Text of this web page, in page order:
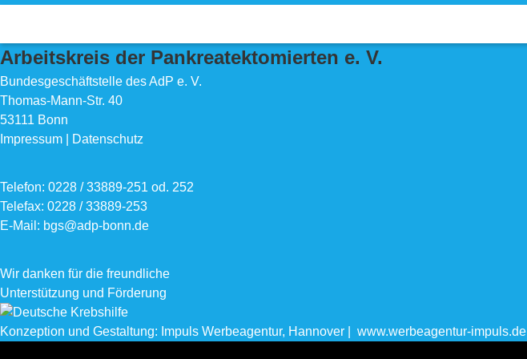
Arbeitskreis der Pankreatektomierten e. V.
Bundesgeschäftstelle des AdP e. V.
Thomas-Mann-Str. 40
53111 Bonn
Impressum
Datenschutz
Telefon: 0228 / 33889-251 od. 252
Telefax: 0228 / 33889-253
E-Mail: bgs@adp-bonn.de
Wir danken für die freundliche
Unterstützung und Förderung
Konzeption und Gestaltung: Impuls Werbeagentur, Hannover | www.werbeagentur-impuls.de